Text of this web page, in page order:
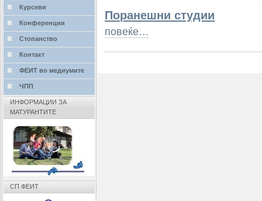
Поранешни студии
повеќе…
Курсеви
Конференции
Стопанство
Контакт
ФЕИТ во медиумите
ЧПП
ИНФОРМАЦИИ ЗА
МАТУРАНТИТЕ
СП ФЕИТ